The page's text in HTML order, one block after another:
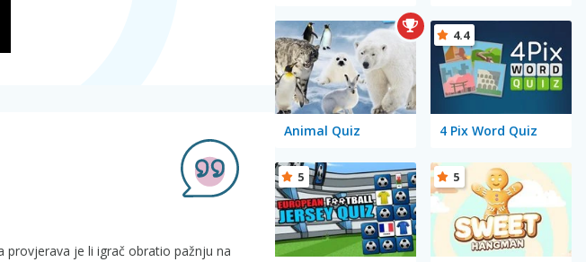
provjerava je li igrač obratio pažnju na
Animal Quiz 4 Pix Word Quiz
4.4
5 5